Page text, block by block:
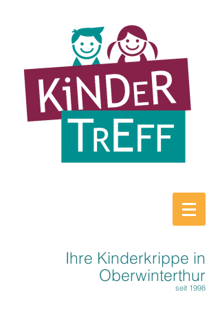
Ihre Kinderkrippe in
Oberwinterthur
seit 1998